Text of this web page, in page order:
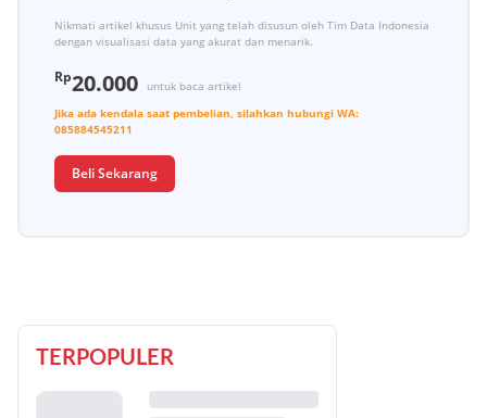
Nikmati artikel khusus Unit yang telah disusun oleh Tim Data Indonesia
dengan visualisasi data yang akurat dan menarik.
Rp20.000
untuk baca artikel
Jika ada kendala saat pembelian, silahkan hubungi WA:
085884545211
Beli Sekarang
TERPOPULER